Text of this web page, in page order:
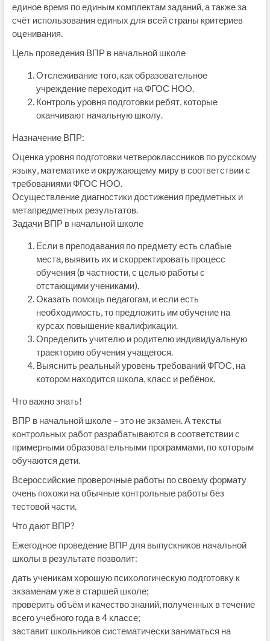
единое время по единым комплектам заданий, а также за
счёт использования единых для всей страны критериев
оценивания.
Цель проведения ВПР в начальной школе
Отслеживание того, как образовательное
учреждение переходит на ФГОС НОО.
Контроль уровня подготовки ребят, которые
оканчивают начальную школу.
Назначение ВПР:
Оценка уровня подготовки четвероклассников по русскому
языку, математике и окружающему миру в соответствии с
требованиями ФГОС НОО.
Осуществление диагностики достижения предметных и
метапредметных результатов.
Задачи ВПР в начальной школе
Если в преподавания по предмету есть слабые
места, выявить их и скорректировать процесс
обучения (в частности, с целью работы с
отстающими учениками).
Оказать помощь педагогам, и если есть
необходимость, то предложить им обучение на
курсах повышение квалификации.
Определить учителю и родителю индивидуальную
траекторию обучения учащегося.
Выяснить реальный уровень требований ФГОС, на
котором находится школа, класс и ребёнок.
Что важно знать!
ВПР в начальной школе – это не экзамен. А тексты
контрольных работ разрабатываются в соответствии с
примерными образовательными программами, по которым
обучаются дети.
Всероссийские проверочные работы по своему формату
очень похожи на обычные контрольные работы без
тестовой части.
Что дают ВПР?
Ежегодное проведение ВПР для выпускников начальной
школы в результате позволит:
дать ученикам хорошую психологическую подготовку к
экзаменам уже в старшей школе;
проверить объём и качество знаний, полученных в течение
всего учебного года в 4 классе;
заставит школьников систематически заниматься на